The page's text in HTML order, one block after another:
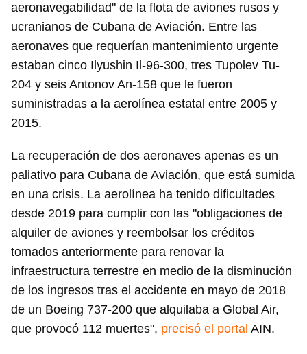
aeronavegabilidad" de la flota de aviones rusos y
ucranianos de Cubana de Aviación. Entre las
aeronaves que requerían mantenimiento urgente
estaban cinco Ilyushin Il-96-300, tres Tupolev Tu-
204 y seis Antonov An-158 que le fueron
suministradas a la aerolínea estatal entre 2005 y
2015.
La recuperación de dos aeronaves apenas es un
paliativo para Cubana de Aviación, que está sumida
en una crisis. La aerolínea ha tenido dificultades
desde 2019 para cumplir con las "obligaciones de
alquiler de aviones y reembolsar los créditos
tomados anteriormente para renovar la
infraestructura terrestre en medio de la disminución
de los ingresos tras el accidente en mayo de 2018
de un Boeing 737-200 que alquilaba a Global Air,
que provocó 112 muertes", precisó el portal AIN.